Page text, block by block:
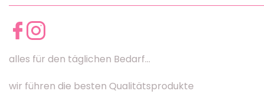
alles für den täglichen Bedarf...
wir führen die besten Qualitätsprodukte